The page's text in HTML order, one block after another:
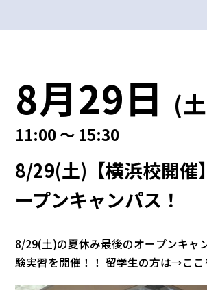
8月29日 (
11:00 ～ 15:30
8/29(土)【横浜校開催
ープンキャンパス！
8/29(土)の夏休み最後のオープンキャ
験実習を開催！！ 留学生の方は→ここ